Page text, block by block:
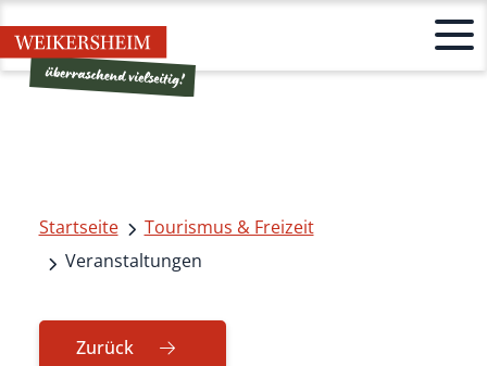
Startseite
Tourismus & Freizeit
Veranstaltungen
Zurück